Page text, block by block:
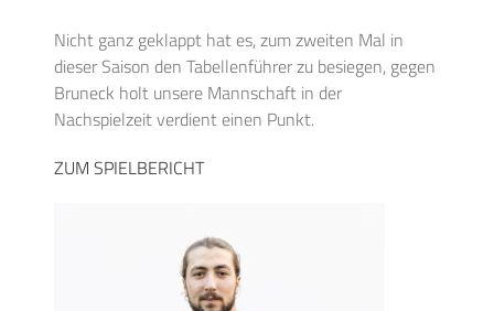
Nicht ganz geklappt hat es, zum zweiten Mal in
dieser Saison den Tabellenführer zu besiegen, gegen
Bruneck holt unsere Mannschaft in der
Nachspielzeit verdient einen Punkt.
ZUM SPIELBERICHT